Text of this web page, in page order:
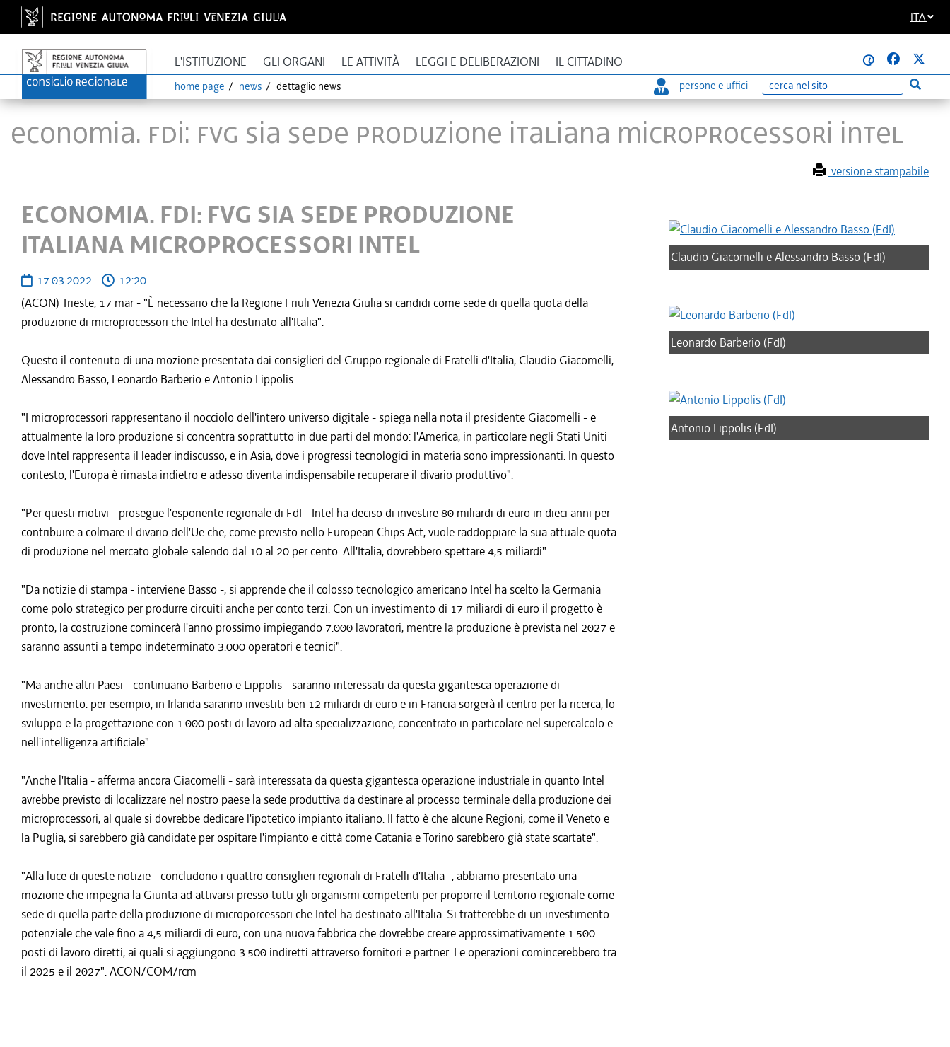
ITA
L'ISTITUZIONE GLI ORGANI LE ATTIVITÀ LEGGI E DELIBERAZIONI IL CITTADINO @
home page news dettaglio news persone e uffici
Ricerca Esegui
ECONOMIA. FDI: FVG SIA SEDE PRODUZIONE ITALIANA MICROPROCESSORI INTEL
versione stampabile
ECONOMIA. FDI: FVG SIA SEDE PRODUZIONE
ITALIANA MICROPROCESSORI INTEL
17.03.2022
12:20
(ACON) Trieste, 17 mar - "È necessario che la Regione Friuli Venezia Giulia si candidi come sede di quella quota della
produzione di microprocessori che Intel ha destinato all'Italia".
Questo il contenuto di una mozione presentata dai consiglieri del Gruppo regionale di Fratelli d'Italia, Claudio Giacomelli,
Alessandro Basso, Leonardo Barberio e Antonio Lippolis.
"I microprocessori rappresentano il nocciolo dell'intero universo digitale - spiega nella nota il presidente Giacomelli - e
attualmente la loro produzione si concentra soprattutto in due parti del mondo: l'America, in particolare negli Stati Uniti
dove Intel rappresenta il leader indiscusso, e in Asia, dove i progressi tecnologici in materia sono impressionanti. In questo
contesto, l'Europa è rimasta indietro e adesso diventa indispensabile recuperare il divario produttivo".
"Per questi motivi - prosegue l'esponente regionale di FdI - Intel ha deciso di investire 80 miliardi di euro in dieci anni per
contribuire a colmare il divario dell'Ue che, come previsto nello European Chips Act, vuole raddoppiare la sua attuale quota
di produzione nel mercato globale salendo dal 10 al 20 per cento. All'Italia, dovrebbero spettare 4,5 miliardi".
"Da notizie di stampa - interviene Basso -, si apprende che il colosso tecnologico americano Intel ha scelto la Germania
come polo strategico per produrre circuiti anche per conto terzi. Con un investimento di 17 miliardi di euro il progetto è
pronto, la costruzione comincerà l'anno prossimo impiegando 7.000 lavoratori, mentre la produzione è prevista nel 2027 e
saranno assunti a tempo indeterminato 3.000 operatori e tecnici".
"Ma anche altri Paesi - continuano Barberio e Lippolis - saranno interessati da questa gigantesca operazione di
investimento: per esempio, in Irlanda saranno investiti ben 12 miliardi di euro e in Francia sorgerà il centro per la ricerca, lo
sviluppo e la progettazione con 1.000 posti di lavoro ad alta specializzazione, concentrato in particolare nel supercalcolo e
nell'intelligenza artificiale".
"Anche l'Italia - afferma ancora Giacomelli - sarà interessata da questa gigantesca operazione industriale in quanto Intel
avrebbe previsto di localizzare nel nostro paese la sede produttiva da destinare al processo terminale della produzione dei
microprocessori, al quale si dovrebbe dedicare l'ipotetico impianto italiano. Il fatto è che alcune Regioni, come il Veneto e
la Puglia, si sarebbero già candidate per ospitare l'impianto e città come Catania e Torino sarebbero già state scartate".
"Alla luce di queste notizie - concludono i quattro consiglieri regionali di Fratelli d'Italia -, abbiamo presentato una
mozione che impegna la Giunta ad attivarsi presso tutti gli organismi competenti per proporre il territorio regionale come
sede di quella parte della produzione di microporcessori che Intel ha destinato all'Italia. Si tratterebbe di un investimento
potenziale che vale fino a 4,5 miliardi di euro, con una nuova fabbrica che dovrebbe creare approssimativamente 1.500
posti di lavoro diretti, ai quali si aggiungono 3.500 indiretti attraverso fornitori e partner. Le operazioni comincerebbero tra
il 2025 e il 2027". ACON/COM/rcm
Claudio Giacomelli e Alessandro Basso (FdI)
Leonardo Barberio (FdI)
Antonio Lippolis (FdI)